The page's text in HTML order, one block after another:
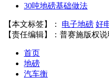
30吨地磅基础做法
【本文标签】： 电子地磅 好
【责任编辑】： 普赛施版权
首页
地磅
汽车衡